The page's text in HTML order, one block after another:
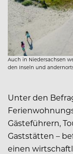
Auch in Niedersachsen
den Inseln und
Unter den
Gästeführern,
Gaststätten –
einen